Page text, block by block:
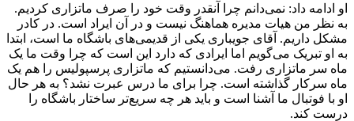
او ادامه داد: نمی‌دانم چرا آنقدر وقت خود را صرف ماتزاری کردیم.
به نظر من هیات مدیره هماهنگ نیست و در آن ایراد است. در کادر
مشکل داریم. آقای جویباری یکی از قدیمی‌های باشگاه ما است، ابتدا
به او تبریک می‌گویم اما ایرادی که دارد این است که چرا وقت ما یک
ماه سر ماتزاری رفت. می‌دانستیم که ماتزاری پرسپولیس را هم یک
ماه سرکار گذاشته است. چرا برای ما درس عبرت نشد؟ به هر حال
او با فوتبال ما آشنا است و باید هر چه سریع‌تر ساختار باشگاه را
درست کند.